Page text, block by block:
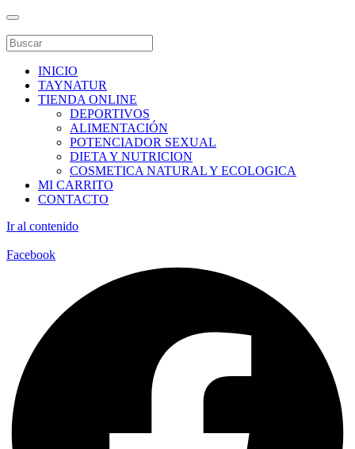
INICIO
TAYNATUR
TIENDA ONLINE
DEPORTIVOS
ALIMENTACIÓN
POTENCIADOR SEXUAL
DIETA Y NUTRICION
COSMETICA NATURAL Y ECOLOGICA
MI CARRITO
CONTACTO
Ir al contenido
Facebook